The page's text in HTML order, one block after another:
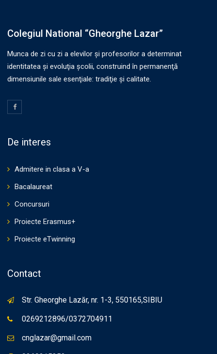
Colegiul National “Gheorghe Lazar”
Munca de zi cu zi a elevilor şi profesorilor a determinat
identitatea şi evoluţia şcolii, construind în permanenţă
dimensiunile sale esenţiale: tradiţie şi calitate.
De interes
Admitere in clasa a V-a
Bacalaureat
Concursuri
Proiecte Erasmus+
Proiecte eTwinning
Contact
Str. Gheorghe Lazăr, nr. 1-3, 550165,SIBIU
0269212896/0372704911
cnglazar@gmail.com